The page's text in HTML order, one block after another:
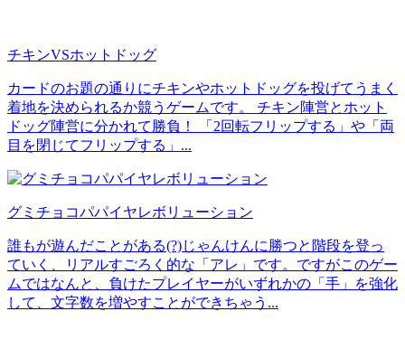
チキンVSホットドッグ
カードのお題の通りにチキンやホットドッグを投げてうまく
着地を決められるか競うゲームです。 チキン陣営とホット
ドッグ陣営に分かれて勝負！ 「2回転フリップする」や「両
目を閉じてフリップする」...
グミチョコパパイヤレボリューション
誰もが遊んだことがある(?)じゃんけんに勝つと階段を登っ
ていく、リアルすごろく的な「アレ」です。ですがこのゲー
ムではなんと、負けたプレイヤーがいずれかの「手」を強化
して、文字数を増やすことができちゃう...